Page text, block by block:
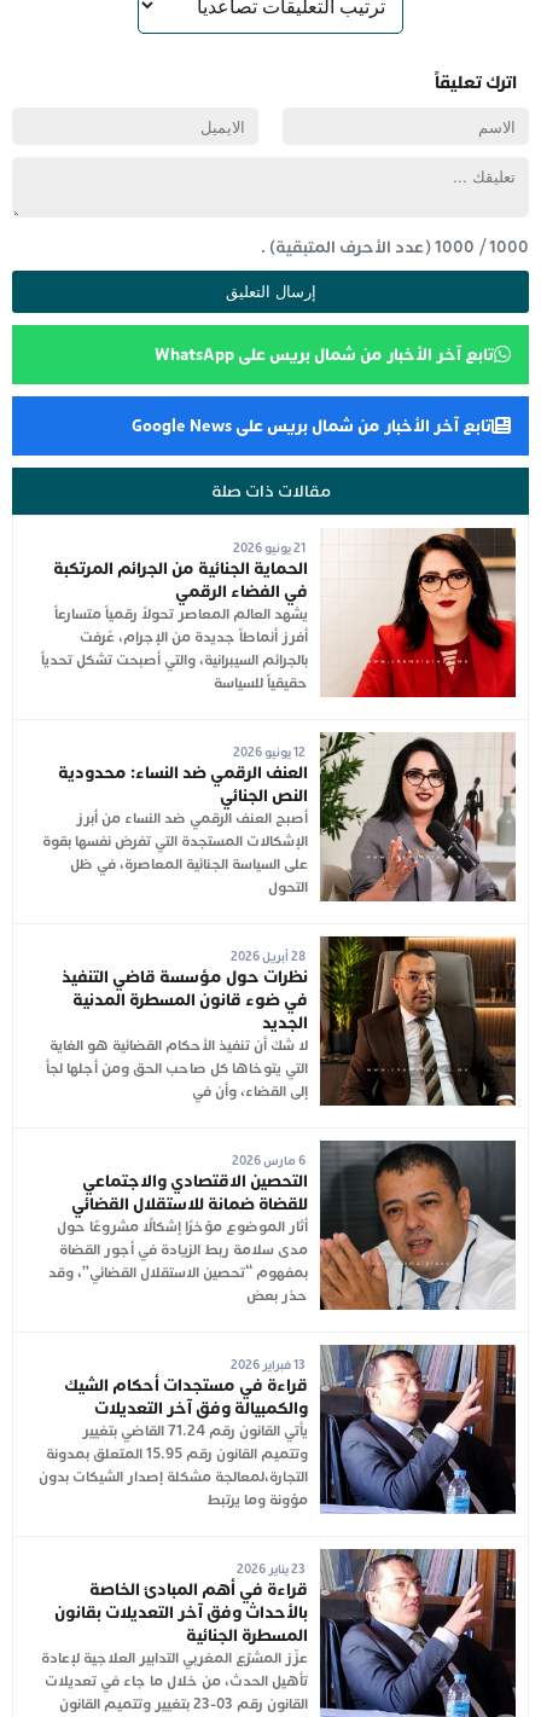
اترك تعليقاً
1000
/
1000(عدد الأحرف المتبقية) .
تابع آخر الأخبار من شمال بريس على WhatsApp
تابع آخر الأخبار من شمال بريس على Google News
مقالات ذات صلة
21 يونيو 2026
الحماية الجنائية من الجرائم المرتكبة
في الفضاء الرقمي
يشهد العالم المعاصر تحولاً رقمياً متسارعاً
أفرز أنماطاً جديدة من الإجرام، عُرفت
بالجرائم السيبرانية، والتي أصبحت تشكل تحدياً
حقيقياً للسياسة
12 يونيو 2026
العنف الرقمي ضد النساء: محدودية
النص الجنائي
أصبح العنف الرقمي ضد النساء من أبرز
الإشكالات المستجدة التي تفرض نفسها بقوة
على السياسة الجنائية المعاصرة، في ظل
التحول
28 أبريل 2026
نظرات حول مؤسسة قاضي التنفيذ
في ضوء قانون المسطرة المدنية
الجديد
لا شك أن تنفيذ الأحكام القضائية هو الغاية
التي يتوخاها كل صاحب الحق ومن أجلها لجأ
إلى القضاء، وأن في
6 مارس 2026
التحصين الاقتصادي والاجتماعي
للقضاة ضمانة للاستقلال القضائي
أثار الموضوع مؤخرًا إشكالًا مشروعًا حول
مدى سلامة ربط الزيادة في أجور القضاة
بمفهوم “تحصين الاستقلال القضائي”، وقد
حذر بعض
قراءة في مستجدات أحكام الشيك
والكمبيالة وفق آخر التعديلات
يأتي القانون رقم 71.24 القاضي بتغيير
وتتميم القانون رقم 15.95 المتعلق بمدونة
التجارة،لمعالجة مشكلة إصدار الشيكات بدون
مؤونة وما يرتبط
قراءة في أهم المبادئ الخاصة
بالأحداث وفق آخر التعديلات بقانون
المسطرة الجنائية
عزّز المشرّع المغربي التدابير العلاجية لإعادة
تأهيل الحدث، من خلال ما جاء في تعديلات
القانون رقم 03-23 بتغيير وتتميم القانون